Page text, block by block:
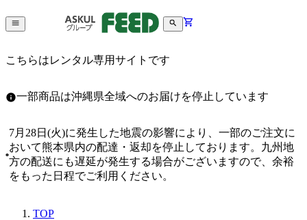
こちらはレンタル専用サイトです
一部商品は沖縄県全域へのお届けを停止しています
7月28日(火)に発生した地震の影響により、一部のご注文に
おいて熊本県内の配達・返却を停止しております。九州地
方の配送にも遅延が発生する場合がございますので、余裕
をもった日程でご利用ください。
TOP